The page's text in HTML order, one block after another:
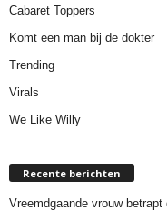
Cabaret Toppers
Komt een man bij de dokter
Trending
Virals
We Like Willy
Recente berichten
Vreemdgaande vrouw